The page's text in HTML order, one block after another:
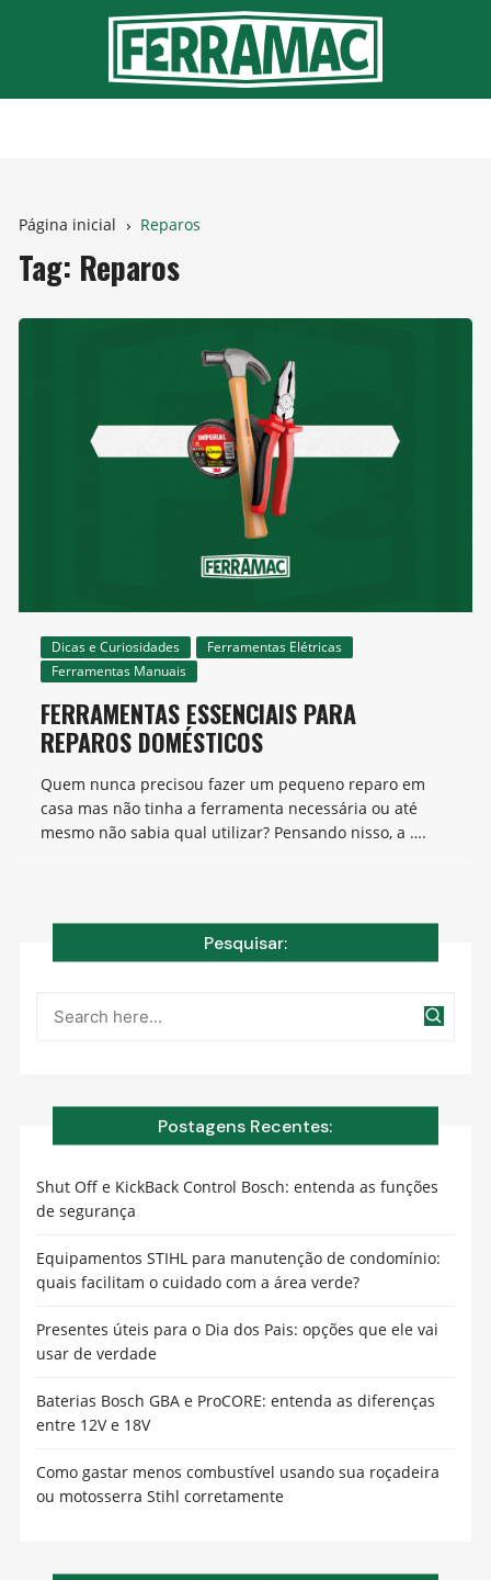
Página inicial Reparos
Tag: Reparos
Dicas e Curiosidades
Ferramentas Elétricas
Ferramentas Manuais
FERRAMENTAS ESSENCIAIS PARA
REPAROS DOMÉSTICOS
Quem nunca precisou fazer um pequeno reparo em
casa mas não tinha a ferramenta necessária ou até
mesmo não sabia qual utilizar? Pensando nisso, a ….
Pesquisar:
Postagens Recentes:
Shut Off e KickBack Control Bosch: entenda as funções
de segurança
Equipamentos STIHL para manutenção de condomínio:
quais facilitam o cuidado com a área verde?
Presentes úteis para o Dia dos Pais: opções que ele vai
usar de verdade
Baterias Bosch GBA e ProCORE: entenda as diferenças
entre 12V e 18V
Como gastar menos combustível usando sua roçadeira
ou motosserra Stihl corretamente